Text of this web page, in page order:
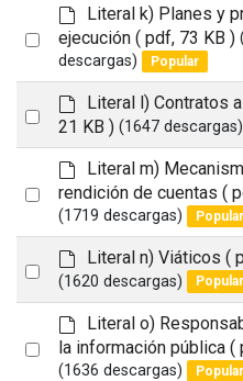
l
t
Select
d
e
f
a
t
Literal k) Planes y
ejecución ( pdf, 73 KB )
descargas)
Popular
Select
an
d
e
f
u
l
t
Literal l) Contratos
21 KB ) (1647 descargas)
Select
d
e
f
a
l
t
Literal m)
rendición de cuentas (
(1719 descargas) Popular
Select
an
d
e
f
u
l
Literal n) Viáticos (
(1620 descargas) Popular
Select
d
e
f
Literal o)
la información pública (
(1636 descargas) Popular